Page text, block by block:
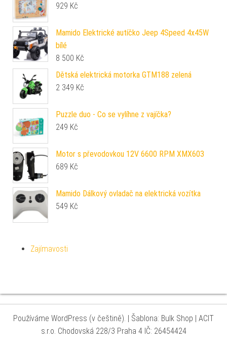
929 Kč
Mamido Elektrické autíčko Jeep 4Speed 4x45W
bílé
8 500 Kč
Dětská elektrická motorka GTM188 zelená
2 349 Kč
Puzzle duo - Co se vylíhne z vajíčka?
249 Kč
Motor s převodovkou 12V 6600 RPM XMX603
689 Kč
Mamido Dálkový ovladač na elektrická vozítka
549 Kč
Zajímavosti
Používáme WordPress (v češtině). | Šablona: Bulk Shop | ACIT
s.r.o. Chodovská 228/3 Praha 4 IČ: 26454424